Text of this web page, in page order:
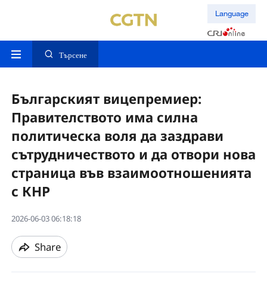
Language
Търсене
Българският вицепремиер:
Правителството има силна
политическа воля да заздрави
сътрудничеството и да отвори нова
страница във взаимоотношенията
с КНР
2026-06-03 06:18:18
Share